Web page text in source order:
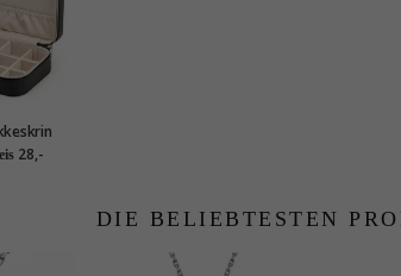
in
28,-
DIE BELIEBTESTEN